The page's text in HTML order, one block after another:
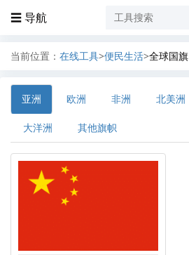
☰ 导航
当前位置： 在线工具>便民生活>全球国旗
亚洲 欧洲 非洲 北美洲
大洋洲 其他旗帜